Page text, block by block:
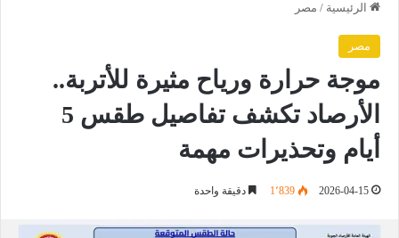
الرئيسية / مصر
مصر
موجة حرارة ورياح مثيرة للأتربة..
الأرصاد تكشف تفاصيل طقس 5
أيام وتحذيرات مهمة
2026-04-15 1٬839 دقيقة واحدة